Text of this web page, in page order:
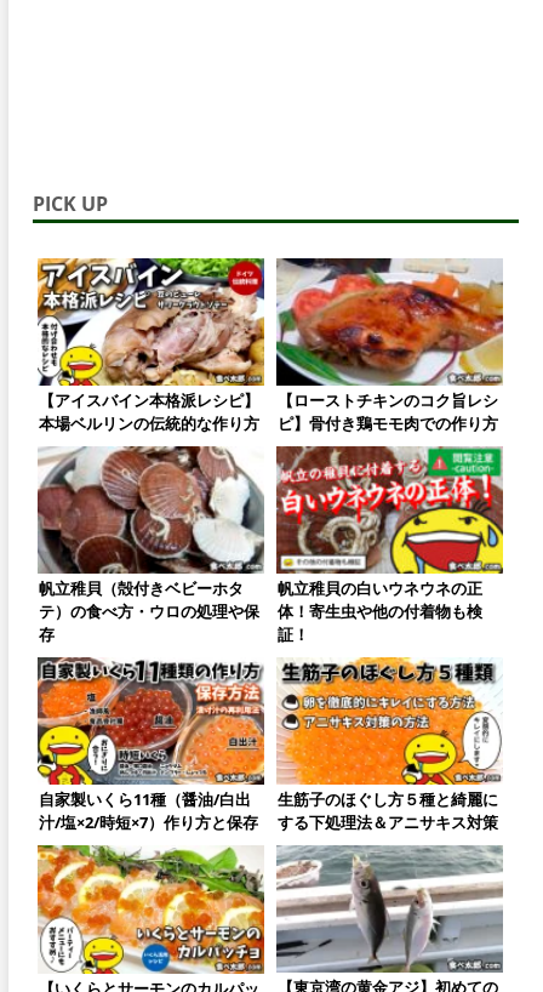
PICK UP
【アイスバイン本格派レシピ】
本場ベルリンの伝統的な作り方
【ローストチキンのコク旨レシ
ピ】骨付き鶏モモ肉での作り方
帆立稚貝（殻付きベビーホタ
テ）の食べ方・ウロの処理や保
存
帆立稚貝の白いウネウネの正
体！寄生虫や他の付着物も検
証！
自家製いくら11種（醤油/白出
汁/塩×2/時短×7）作り方と保存
生筋子のほぐし方５種と綺麗に
する下処理法＆アニサキス対策
【東京湾の黄金アジ】初めての